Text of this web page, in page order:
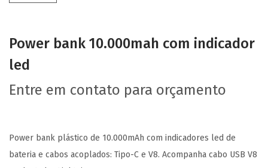
Power bank 10.000mah com indicador
led
Entre em contato para orçamento
Power bank plástico de 10.000mAh com indicadores led de
bateria e cabos acoplados: Tipo-C e V8. Acompanha cabo USB V8